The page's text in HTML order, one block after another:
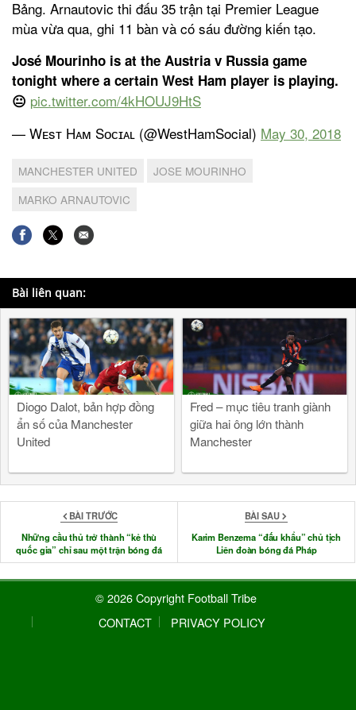
Bảng. Arnautovic thi đấu 35 trận tại Premier League
mùa vừa qua, ghi 11 bàn và có sáu đường kiến tạo.
José Mourinho is at the Austria v Russia game
tonight where a certain West Ham player is playing.
😐 pic.twitter.com/4kHOUJ9HtS
— Wᴇsᴛ Hᴀᴍ Sᴏᴄɪᴀʟ (@WestHamSocial) May 30, 2018
MANCHESTER UNITED
JOSE MOURINHO
MARKO ARNAUTOVIC
Bài liên quan:
Diogo Dalot, bản hợp đồng
ẩn số của Manchester
United
Fred – mục tiêu tranh giành
giữa hai ông lớn thành
Manchester
BÀI TRƯỚC
Những cầu thủ trở thành “kẻ thù
quốc gia” chỉ sau một trận bóng đá
BÀI SAU
Karim Benzema “đấu khẩu” chủ tịch
Liên đoàn bóng đá Pháp
© 2026 Copyright Football Tribe
CONTACT
PRIVACY POLICY